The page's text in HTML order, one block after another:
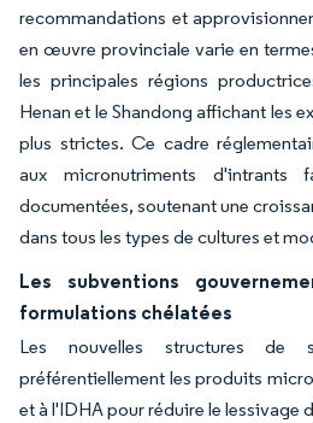
recommandations et
en œuvre provinciale varie en
les principales régions
Henan et le Shandong affichant les
plus strictes. Ce cadre
aux micronutriments d'intrants
documentées, soutenant une
dans tous les types de cultures et
Les subventions
formulations chélatées
Les nouvelles structures de
préférentiellement les produits
et à l'IDHA pour réduire le lessivage